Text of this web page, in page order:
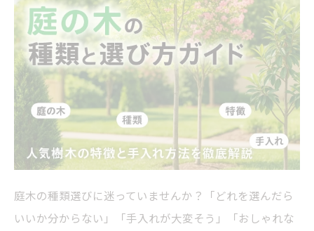
庭木の種類選びに迷っていませんか？「どれを選んだら
いいか分からない」「手入れが大変そう」「おしゃれな